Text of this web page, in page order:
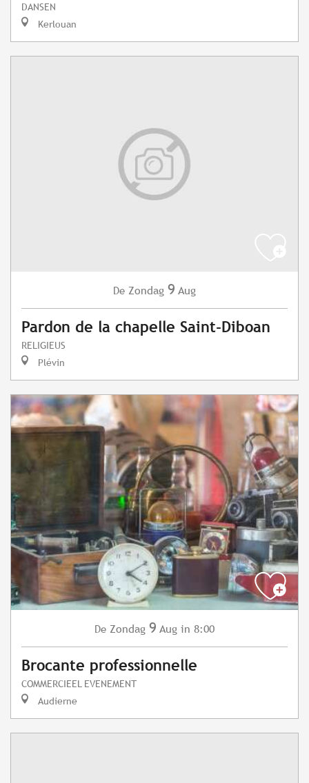
DANSEN
Kerlouan
De Zondag 9 Aug
Pardon de la chapelle Saint-Diboan
RELIGIEUS
Plévin
De Zondag 9 Aug in 8:00
Brocante professionnelle
COMMERCIEEL EVENEMENT
Audierne